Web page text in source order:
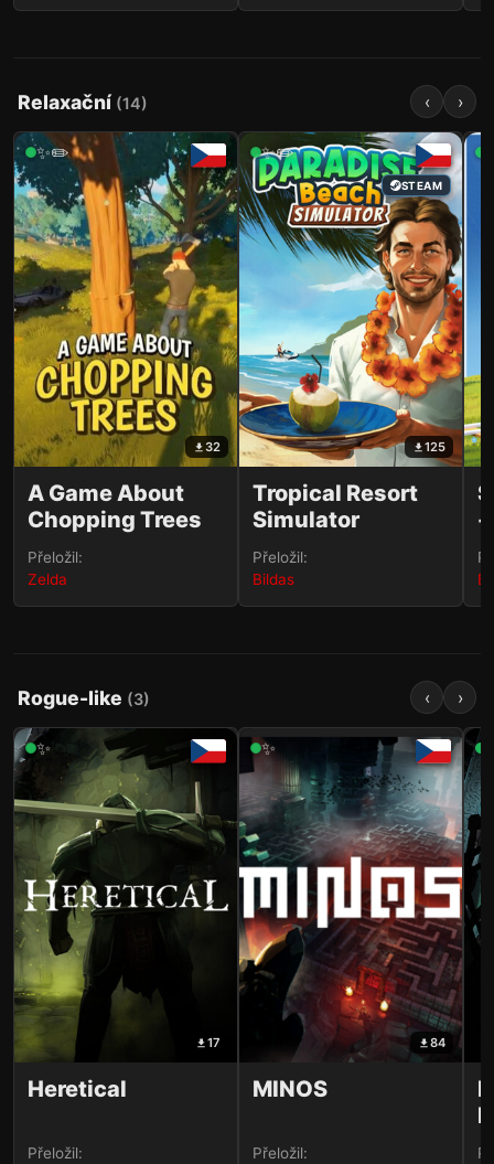
Relaxační (14) ‹ ›
✨✏️
32
A Game About
Chopping Trees
Přeložil:
Zelda
✨✏️
STEAM
125
Tropical Resort
Simulator
Přeložil:
Bildas
-
Rogue-like (3) ‹ ›
✨
17
Heretical
Přeložil:
✨
84
MINOS
Přeložil: